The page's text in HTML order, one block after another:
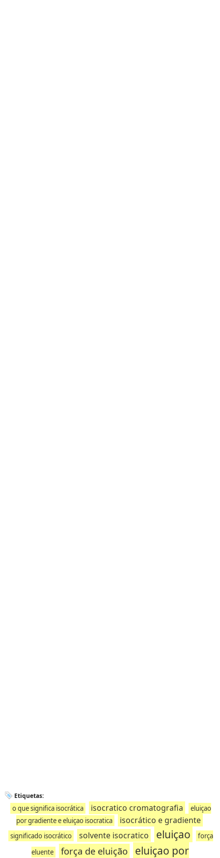
Etiquetas:
o que significa isocrática isocratico cromatografia
eluiçao
por gradiente e eluiçao isocratica
isocrático e gradiente
significado isocrático solvente isocratico eluiçao
força
eluente
força de eluição
eluiçao por